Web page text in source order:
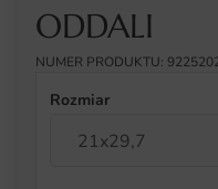
ODDALI
NUMER PRODUKTU:
Rozmiar